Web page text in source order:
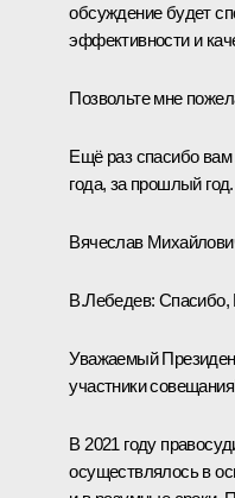
обсуждение будет
эффективности и
Позвольте мне
Ещё раз спасибо
года, за прошлый
Вячеслав
В.Лебедев: Спасибо,
Уважаемый
участники
В 2021 году
осуществлялось в